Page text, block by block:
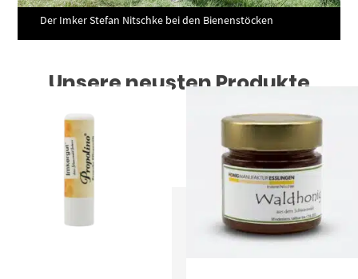
Der Imker Stefan Nitschke bei den Bienenstöcken
Unsere neusten Produkte